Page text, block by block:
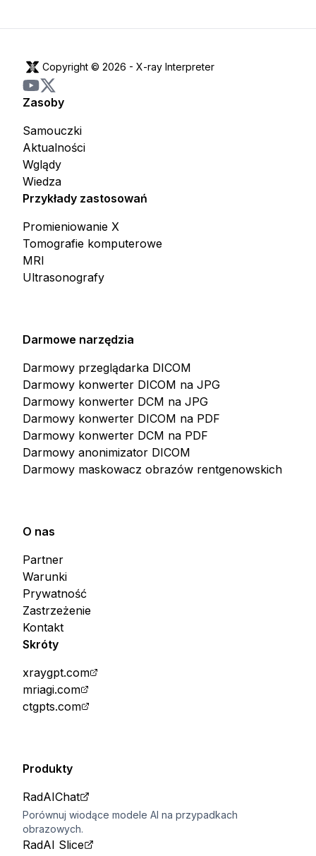
Copyright © 2026 - X-ray Interpreter
Zasoby
Wglądy
Wiedza
Aktualności
Samouczki
Przykłady zastosowań
Tomografie komputerowe
MRI
Ultrasonografy
Promieniowanie X
Darmowe narzędzia
Darmowy przeglądarka DICOM
Darmowy konwerter DICOM na JPG
Darmowy konwerter DCM na JPG
Darmowy konwerter DICOM na PDF
Darmowy konwerter DCM na PDF
Darmowy anonimizator DICOM
Darmowy maskowacz obrazów rentgenowskich
O nas
Partner
Warunki
Prywatność
Zastrzeżenie
Kontakt
Skróty
xraygpt.com
mriagi.com
ctgpts.com
Produkty
RadAIChat
Porównuj wiodące modele AI na przypadkach
obrazowych.
RadAI Slice